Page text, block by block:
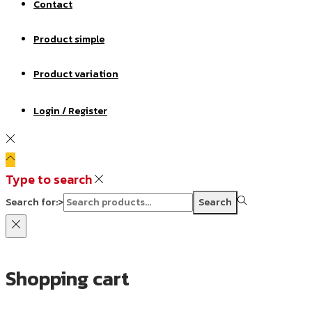
Contact
Product simple
Product variation
Login / Register
Type to search
Search for:> Search
Shopping cart